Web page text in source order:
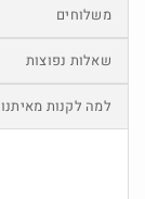
משלוחים
שאלות נפוצות
למה לקנות מאיתנו